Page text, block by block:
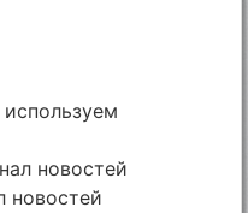
новостей
новостей